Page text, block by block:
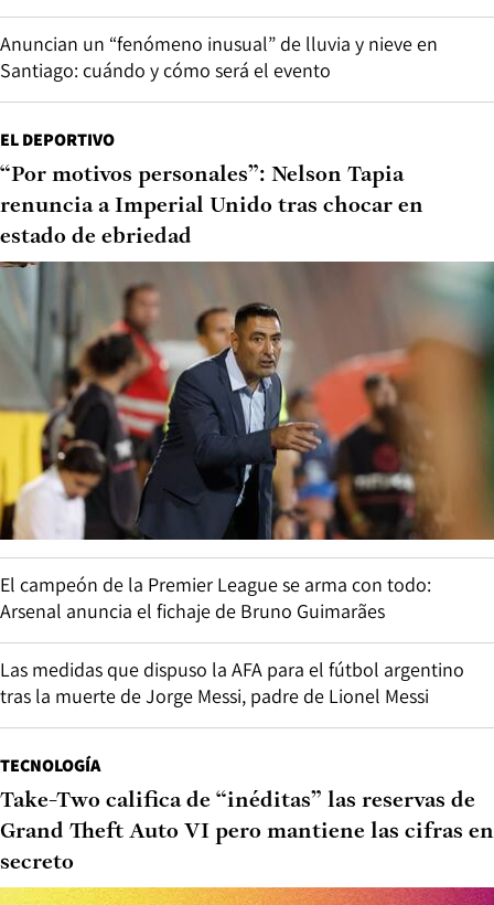
Anuncian un “fenómeno inusual” de lluvia y nieve en
Santiago: cuándo y cómo será el evento
EL DEPORTIVO
“Por motivos personales”: Nelson Tapia
renuncia a Imperial Unido tras chocar en
estado de ebriedad
El campeón de la Premier League se arma con todo:
Arsenal anuncia el fichaje de Bruno Guimarães
Las medidas que dispuso la AFA para el fútbol argentino
tras la muerte de Jorge Messi, padre de Lionel Messi
TECNOLOGÍA
Take-Two califica de “inéditas” las reservas de
Grand Theft Auto VI pero mantiene las cifras en
secreto